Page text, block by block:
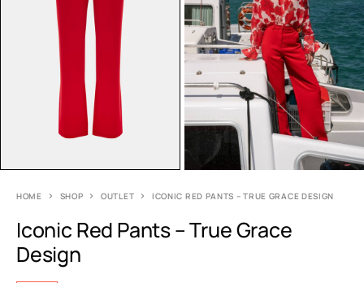
HOME SHOP OUTLET ICONIC RED PANTS – TRUE GRACE DESIGN
Iconic Red Pants – True Grace
Design